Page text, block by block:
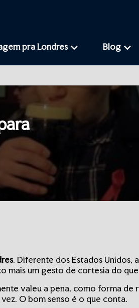
pra Londres Blog
. Diferente dos Estados
um gesto de cortesia do
valeu a pena, como forma de
O bom senso é o que conta.